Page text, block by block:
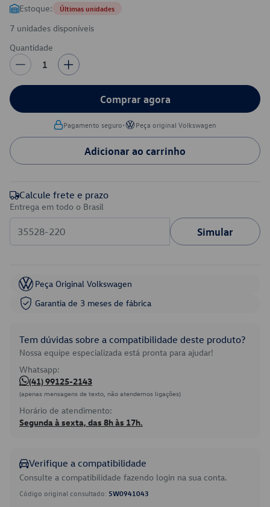
Estoque: Últimas unidades
7 unidades disponíveis
Quantidade
1
Comprar agora
Pagamento seguro• Peça original Volkswagen
Adicionar ao carrinho
Calcule frete e prazo
Entrega em todo o Brasil
Simular
Peça Original Volkswagen
Garantia de 3 meses de fábrica
Tem dúvidas sobre a compatibilidade deste produto?
Nossa equipe especializada está pronta para ajudar!
Whatsapp:
(41) 99125-2143
(apenas mensagens de texto, não atendemos ligações)
Horário de atendimento:
Segunda à sexta, das 8h às 17h.
Verifique a compatibilidade
Consulte a compatibilidade fazendo login na sua conta.
Código original consultado: 5W0941043